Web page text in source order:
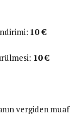
10 €
10 €
vergiden muaf